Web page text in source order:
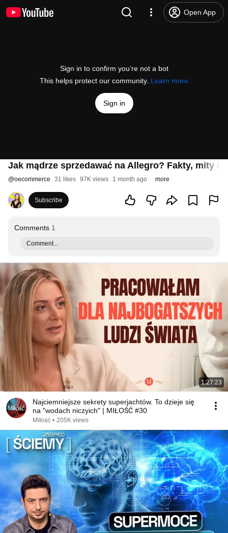
Open App
Sign in to confirm you’re not a bot
This helps protect our community. Learn more
Sign in
Jak mądrze sprzedawać na Allegro? Fakty, mity i
@oecommerce 31 likes 97K views 1 month ago more
Subscribe
Comments 1
Comment...
1:27:23
Najciemniejsze sekrety superjachtów. To dzieje się
na "wodach niczyich" | MIŁOŚĆ #30
Miłość • 205K views